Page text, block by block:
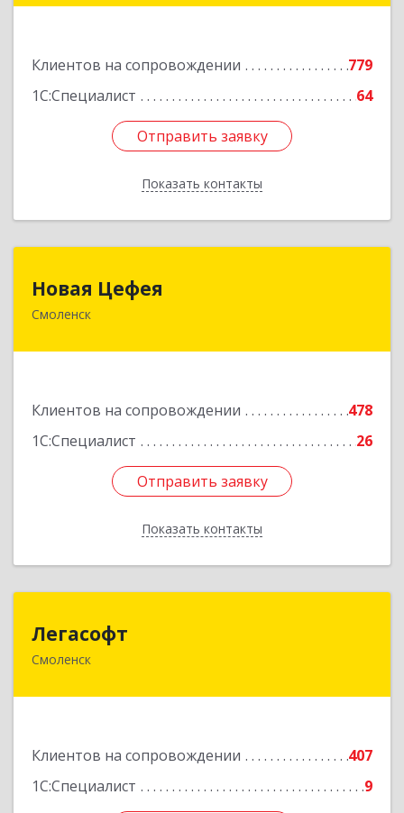
Клиентов на сопровождении
779
1С:Специалист
64
Отправить заявку
Показать контакты
Отправить заявку
Назад
Новая Цефея
Смоленск
Клиентов на сопровождении
478
1С:Специалист
26
Отправить заявку
Показать контакты
214018, Смоленская обл, Смоленск г, Раевского
Отправить заявку
Назад
Легасофт
Смоленск
Клиентов на сопровождении
407
1С:Специалист
9
214018, Смоленская обл, Смоленск г, Ново-